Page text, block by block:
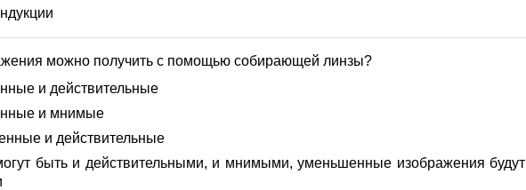
можно получить с помощью собирающей линзы?
и действительные
и мнимые
и действительные
быть и действительными, и мнимыми, уменьшенные изображения будут